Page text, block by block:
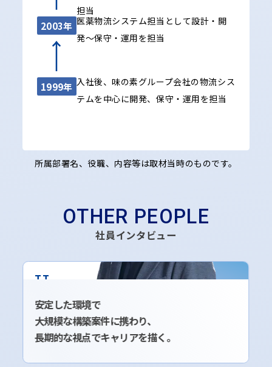
担当
2003年 医薬物流システム担当として設計・開
発～保守・運用を担当
1999年 入社後、味の素グループ会社の物流シス
テムを中心に開発、保守・運用を担当
所属部署名、役職、内容等は取材当時のものです。
OTHER PEOPLE
社員インタビュー
T.T
2016年入社
安定した環境で
大規模な構築案件に携わり、
長期的な視点でキャリアを描く。